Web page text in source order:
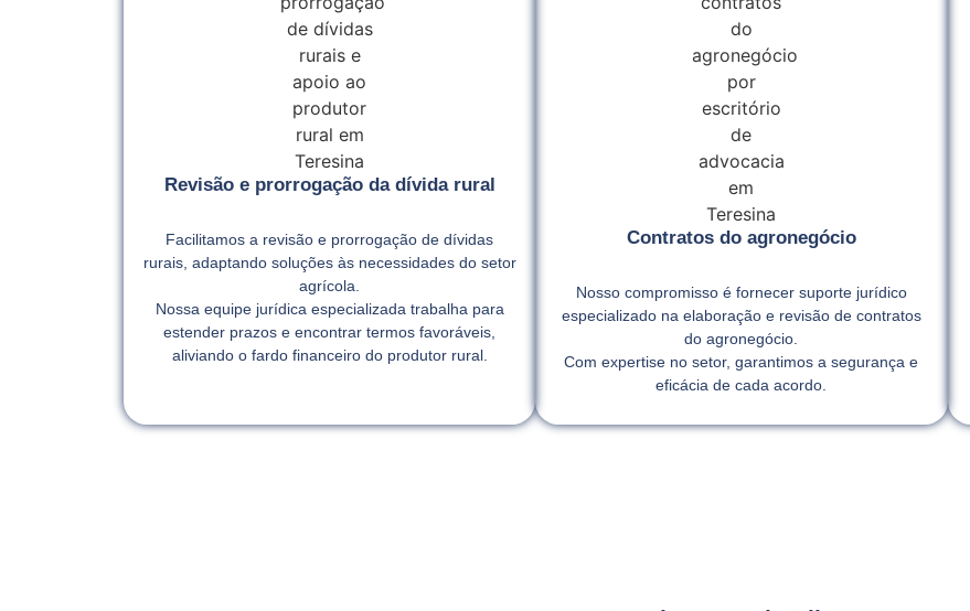
Revisão e prorrogação da dívida rural
Facilitamos a revisão e prorrogação de dívidas
rurais, adaptando soluções às necessidades do setor
agrícola.
Nossa equipe jurídica especializada trabalha para
estender prazos e encontrar termos favoráveis,
aliviando o fardo financeiro do produtor rural.
Contratos do agronegócio
Nosso compromisso é fornecer suporte jurídico
especializado na elaboração e revisão de contratos
do agronegócio.
Com expertise no setor, garantimos a segurança e
eficácia de cada acordo.